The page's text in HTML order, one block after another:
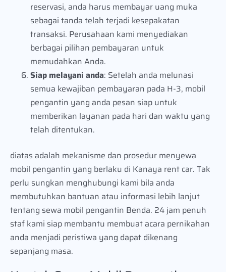
reservasi, anda harus membayar uang muka
sebagai tanda telah terjadi kesepakatan
transaksi. Perusahaan kami menyediakan
berbagai pilihan pembayaran untuk
memudahkan Anda.
Siap melayani anda: Setelah anda melunasi
semua kewajiban pembayaran pada H-3, mobil
pengantin yang anda pesan siap untuk
memberikan layanan pada hari dan waktu yang
telah ditentukan.
diatas adalah mekanisme dan prosedur menyewa
mobil pengantin yang berlaku di Kanaya rent car. Tak
perlu sungkan menghubungi kami bila anda
membutuhkan bantuan atau informasi lebih lanjut
tentang sewa mobil pengantin Benda. 24 jam penuh
staf kami siap membantu membuat acara pernikahan
anda menjadi peristiwa yang dapat dikenang
sepanjang masa.